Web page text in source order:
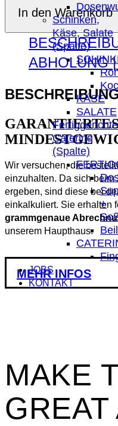
Schinken,
Käse, Salate
(Spalte)
KÄSE
SALATE
Catering
(Spalte)
+
JOBS
KONTAKT
Menge
In den Warenkorb
ABHOLUNG
Wir versuchen, die
einzuhalten. Da sich
ergeben, sind diese bei
einkalkuliert. Sie erhalten
grammgenaue
unserem Haupthaus.
MEHR INFOS
MAKE
GREAT